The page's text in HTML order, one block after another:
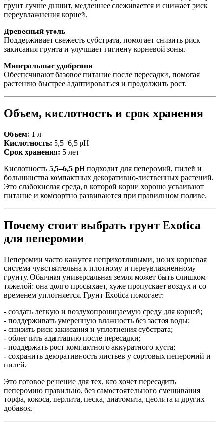
грунт лучше дышит, медленнее слеживается и снижает риск
переувлажнения корней.
Древесный уголь
Поддерживает свежесть субстрата, помогает снизить риск
закисания грунта и улучшает гигиену корневой зоны.
Минеральные удобрения
Обеспечивают базовое питание после пересадки, помогая
растению быстрее адаптироваться и продолжить рост.
Объем, кислотность и срок хранения
Объем: 1 л
Кислотность: 5,5–6,5 pH
Срок хранения: 5 лет
Кислотность 5,5–6,5 pHподходит для пеперомий, пилей и
большинства компактных декоративно-лиственных растений.
Это слабокислая среда, в которой корни хорошо усваивают
питание и комфортно развиваются при правильном поливе.
Почему стоит выбрать грунт Exotica
для пеперомии
Пеперомии часто кажутся неприхотливыми, но их корневая
система чувствительна к плотному и переувлажненному
грунту. Обычная универсальная земля может быть слишком
тяжелой: она долго просыхает, хуже пропускает воздух и со
временем уплотняется. Грунт Exotica помогает:
- создать легкую и воздухопроницаемую среду для корней;
- поддерживать умеренную влажность без застоя воды;
- снизить риск закисания и уплотнения субстрата;
- облегчить адаптацию после пересадки;
- поддержать рост компактного аккуратного куста;
- сохранить декоративность листьев у сортовых пеперомий и
пилей.
Это готовое решение для тех, кто хочет пересадить
пеперомию правильно, без самостоятельного смешивания
торфа, кокоса, перлита, песка, диатомита, цеолита и других
добавок.